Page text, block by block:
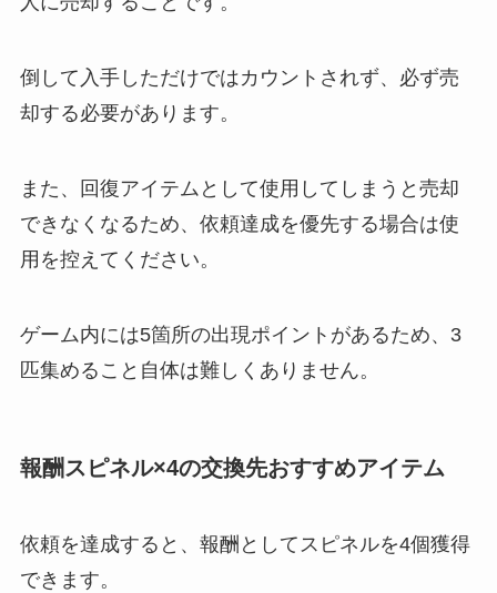
倒して入手しただけではカウントされず、必ず売
却する必要があります。
また、回復アイテムとして使用してしまうと売却
できなくなるため、依頼達成を優先する場合は使
用を控えてください。
ゲーム内には5箇所の出現ポイントがあるため、3
匹集めること自体は難しくありません。
報酬スピネル×4の交換先おすすめアイテム
依頼を達成すると、報酬としてスピネルを4個獲得
できます。